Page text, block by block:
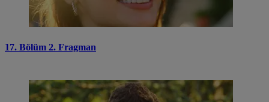
17. Bölüm 2. Fragman